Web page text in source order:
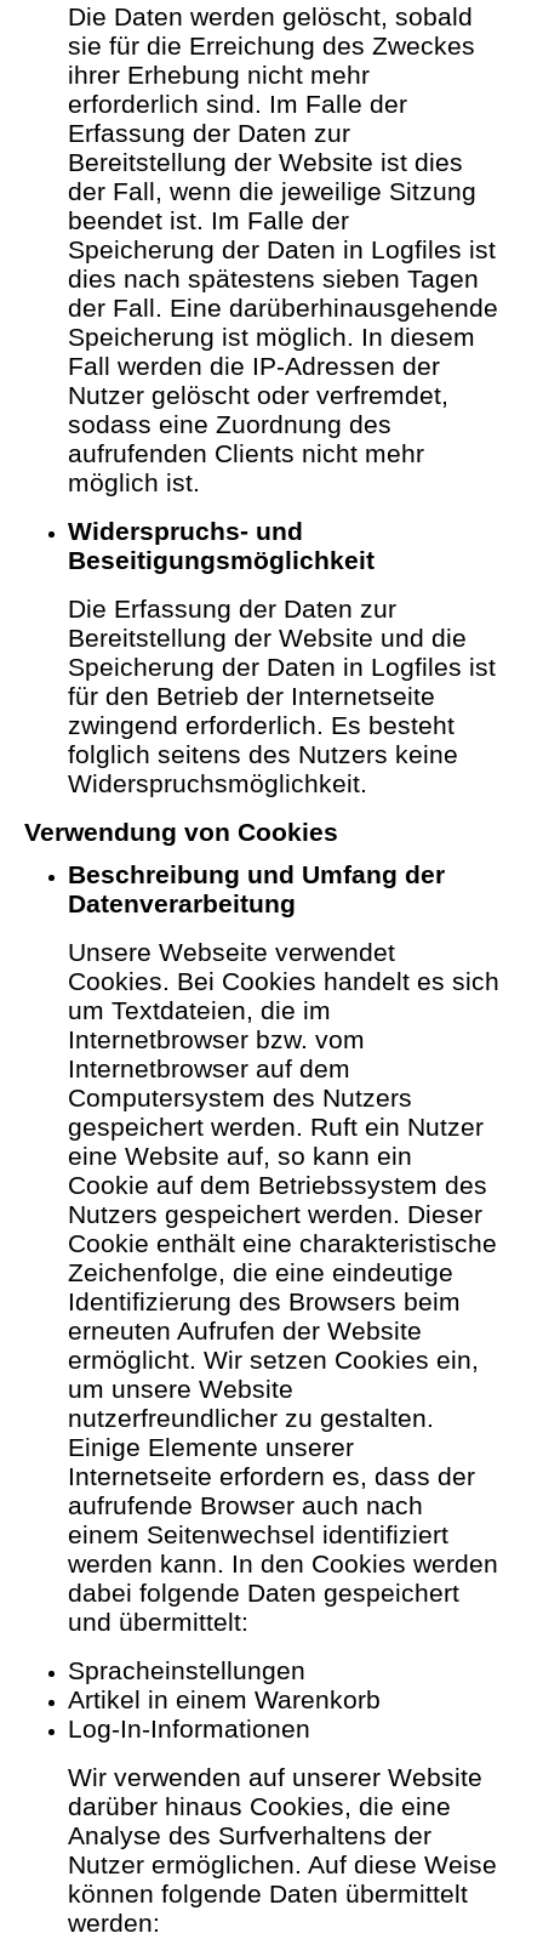
Die Daten werden gelöscht, sobald
sie für die Erreichung des Zweckes
ihrer Erhebung nicht mehr
erforderlich sind. Im Falle der
Erfassung der Daten zur
Bereitstellung der Website ist dies
der Fall, wenn die jeweilige Sitzung
beendet ist. Im Falle der
Speicherung der Daten in Logfiles ist
dies nach spätestens sieben Tagen
der Fall. Eine darüberhinausgehende
Speicherung ist möglich. In diesem
Fall werden die IP-Adressen der
Nutzer gelöscht oder verfremdet,
sodass eine Zuordnung des
aufrufenden Clients nicht mehr
möglich ist.
Widerspruchs- und
Beseitigungsmöglichkeit
Die Erfassung der Daten zur
Bereitstellung der Website und die
Speicherung der Daten in Logfiles ist
für den Betrieb der Internetseite
zwingend erforderlich. Es besteht
folglich seitens des Nutzers keine
Widerspruchsmöglichkeit.
Verwendung von Cookies
Beschreibung und Umfang der
Datenverarbeitung
Unsere Webseite verwendet
Cookies. Bei Cookies handelt es sich
um Textdateien, die im
Internetbrowser bzw. vom
Internetbrowser auf dem
Computersystem des Nutzers
gespeichert werden. Ruft ein Nutzer
eine Website auf, so kann ein
Cookie auf dem Betriebssystem des
Nutzers gespeichert werden. Dieser
Cookie enthält eine charakteristische
Zeichenfolge, die eine eindeutige
Identifizierung des Browsers beim
erneuten Aufrufen der Website
ermöglicht. Wir setzen Cookies ein,
um unsere Website
nutzerfreundlicher zu gestalten.
Einige Elemente unserer
Internetseite erfordern es, dass der
aufrufende Browser auch nach
einem Seitenwechsel identifiziert
werden kann. In den Cookies werden
dabei folgende Daten gespeichert
und übermittelt:
Spracheinstellungen
Artikel in einem Warenkorb
Log-In-Informationen
Wir verwenden auf unserer Website
darüber hinaus Cookies, die eine
Analyse des Surfverhaltens der
Nutzer ermöglichen. Auf diese Weise
können folgende Daten übermittelt
werden: